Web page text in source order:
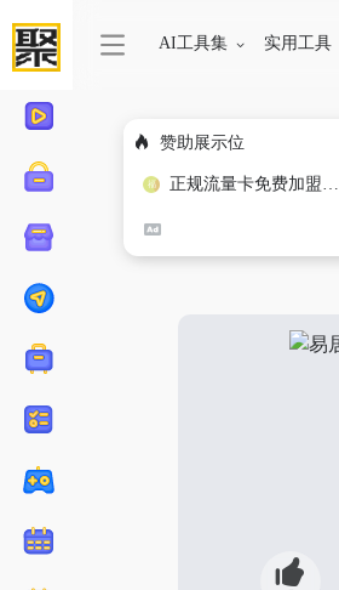
AI工具集 实用工具
赞助展示位
正规流量卡免费加盟合作